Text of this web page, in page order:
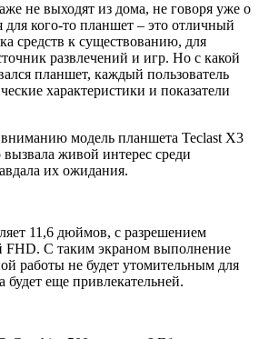
не выходят из дома, не говоря уже о
для кого-то планшет – это отличный
средств к существованию, для
развлечений и игр. Но с какой
планшет, каждый пользователь
характеристики и показатели
модель планшета Teclast X3
вызвала живой интерес среди
их ожидания.
11,6 дюймов, с разрешением
FHD. С таким экраном выполнение
работы не будет утомительным для
будет еще привлекательней.